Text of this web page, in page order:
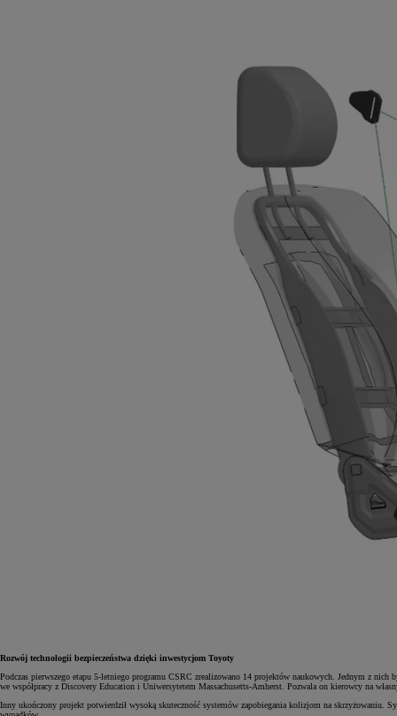
Rozwój technologii bezpieczeństwa dzięki inwestycjom Toyoty
Podczas pierwszego etapu 5-letniego programu CSRC zrealizowano 14 projektów naukowych. Jednym z
we współpracy z Discovery Education i Uniwersytetem Massachusetts-Amherst. Pozwala on kierowcy na
Inny ukończony projekt potwierdził wysoką skuteczność systemów zapobiegania kolizjom na skrzyżowaniu.